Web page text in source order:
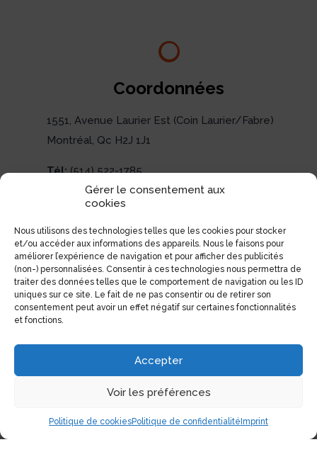
Gérer le consentement aux
cookies
Nous utilisons des technologies telles que les cookies pour stocker
et/ou accéder aux informations des appareils. Nous le faisons pour
améliorer l’expérience de navigation et pour afficher des publicités
(non-) personnalisées. Consentir à ces technologies nous permettra de
traiter des données telles que le comportement de navigation ou les ID
uniques sur ce site. Le fait de ne pas consentir ou de retirer son
consentement peut avoir un effet négatif sur certaines fonctionnalités
et fonctions.
Accepter
Voir les préférences
Politique de cookiesPolitique de confidentialité Imprint
Coordonnées
1551, Avenue Laurier Est (Coin Laurier/Fabre)
Montréal, Qc H2J 1J1
Tél: (514) 522-1785
(514) 522-3437
Courriel: info@electrolibre.ca